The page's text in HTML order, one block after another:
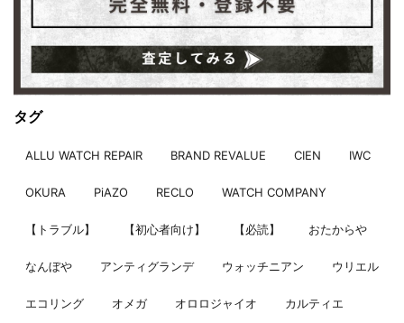
タグ
ALLU WATCH REPAIR BRAND REVALUE CIEN IWC
OKURA PiAZO RECLO WATCH COMPANY
【トラブル】 【初心者向け】 【必読】 おたからや
なんぼや アンティグランデ ウォッチニアン ウリエル
エコリング オメガ オロロジャイオ カルティエ